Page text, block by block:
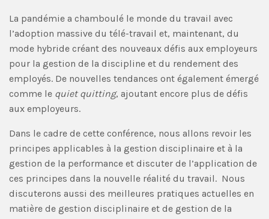
La pandémie a chamboulé le monde du travail avec
l’adoption massive du télé-travail et, maintenant, du
mode hybride créant des nouveaux défis aux employeurs
pour la gestion de la discipline et du rendement des
employés. De nouvelles tendances ont également émergé
comme le quiet quitting, ajoutant encore plus de défis
aux employeurs.
Dans le cadre de cette conférence, nous allons revoir les
principes applicables à la gestion disciplinaire et à la
gestion de la performance et discuter de l’application de
ces principes dans la nouvelle réalité du travail. Nous
discuterons aussi des meilleures pratiques actuelles en
matière de gestion disciplinaire et de gestion de la